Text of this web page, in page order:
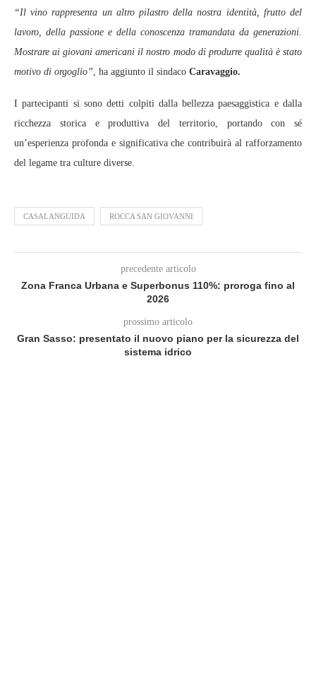
“Il vino rappresenta un altro pilastro della nostra identità, frutto del
lavoro, della passione e della conoscenza tramandata da generazioni.
Mostrare ai giovani americani il nostro modo di produrre qualità è stato
motivo di orgoglio”, ha aggiunto il sindaco Caravaggio.
I partecipanti si sono detti colpiti dalla bellezza paesaggistica e dalla
ricchezza storica e produttiva del territorio, portando con sé
un’esperienza profonda e significativa che contribuirà al rafforzamento
del legame tra culture diverse.
CASALANGUIDA ROCCA SAN GIOVANNI
precedente articolo
Zona Franca Urbana e Superbonus 110%: proroga fino al
2026
prossimo articolo
Gran Sasso: presentato il nuovo piano per la sicurezza del
sistema idrico